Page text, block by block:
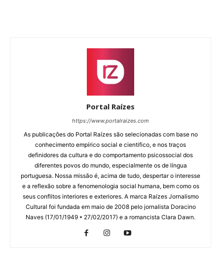
Portal Raízes
https://www.portalraizes.com
As publicações do Portal Raízes são selecionadas com base no
conhecimento empírico social e cientifico, e nos traços
definidores da cultura e do comportamento psicossocial dos
diferentes povos do mundo, especialmente os de língua
portuguesa. Nossa missão é, acima de tudo, despertar o interesse
e a reflexão sobre a fenomenologia social humana, bem como os
seus conflitos interiores e exteriores. A marca Raízes Jornalismo
Cultural foi fundada em maio de 2008 pelo jornalista Doracino
Naves (17/01/1949 * 27/02/2017) e a romancista Clara Dawn.